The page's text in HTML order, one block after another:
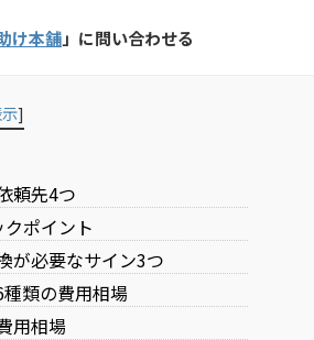
け本舗」に問い合わせる
]
頼先4つ
ポイント
が必要なサイン3つ
類の費用相場
用相場